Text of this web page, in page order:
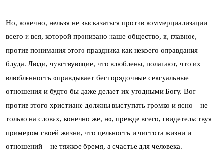
Но, конечно, нельзя не высказаться против коммерциализации
всего и вся, которой пронизано наше общество, и, главное,
против понимания этого праздника как некоего оправдания
блуда. Люди, чувствующие, что влюблены, полагают, что их
влюбленность оправдывает беспорядочные сексуальные
отношения и будто бы даже делает их угодными Богу. Вот
против этого христиане должны выступать громко и ясно – не
только на словах, конечно же, но, прежде всего, свидетельствуя
примером своей жизни, что цельность и чистота жизни и
отношений – не тяжкое бремя, а счастье для человека.